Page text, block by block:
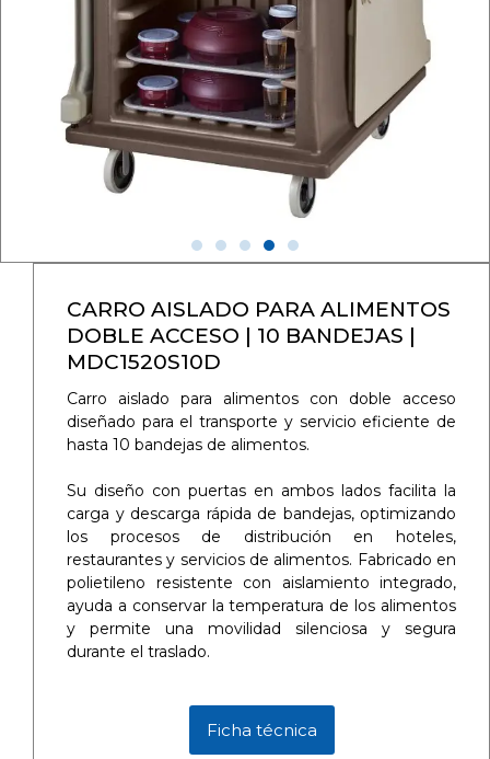
CARRO AISLADO PARA ALIMENTOS
DOBLE ACCESO | 10 BANDEJAS |
MDC1520S10D
Carro aislado para alimentos con doble acceso
diseñado para el transporte y servicio eficiente de
hasta 10 bandejas de alimentos.
Su diseño con puertas en ambos lados facilita la
carga y descarga rápida de bandejas, optimizando
los procesos de distribución en hoteles,
restaurantes y servicios de alimentos. Fabricado en
polietileno resistente con aislamiento integrado,
ayuda a conservar la temperatura de los alimentos
y permite una movilidad silenciosa y segura
durante el traslado.
Ficha técnica